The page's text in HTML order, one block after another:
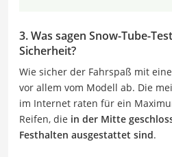
3. Was sagen Snow-Tube-
Sicherheit?
Wie sicher der Fahrspaß mit
vor allem vom Modell ab. Die
im Internet raten für ein
Reifen, die in der Mitte
Festhalten ausgestattet sind.